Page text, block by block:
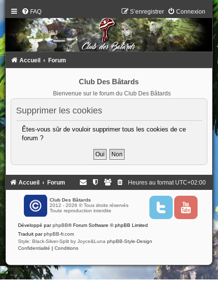
FAQ Connexion
S’enregistrer
Accueil Forum
Club Des Bâtards
Bienvenue sur le forum du Club Des Bâtards
Supprimer les cookies
Êtes-vous sûr de vouloir supprimer tous les cookies de ce
forum ?
Accueil Forum Heures au format UTC+02:00
Club Des Bâtards
2012 - 2026 © Tous droits réservés
Toute reproduction interdite
T
i
Y
u
Développé parphpBB® Forum Software © phpBB Limited
Traduit parphpBB-fr.com
Style: Black-Silver-Split by Joyce&Luna phpBB-Style-Design
Confidentialité | Conditions